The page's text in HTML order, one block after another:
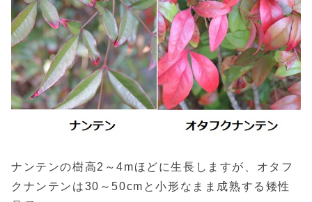
ナンテンの樹高2～4mほどに生長しますが、オタフ
クナンテンは30～50cmと小形なまま成熟する矮性